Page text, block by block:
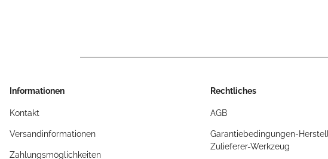
Informationen
Kontakt
Versandinformationen
Zahlungsmöglichkeiten
Rechtliches
AGB
Garantiebedingungen-
Zulieferer-Werkzeug